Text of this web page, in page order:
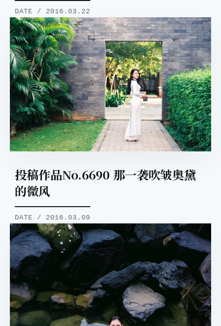
DATE / 2016.03.22
投稿作品No.6690 那一袭吹皱奥黛
的微风
DATE / 2016.03.09